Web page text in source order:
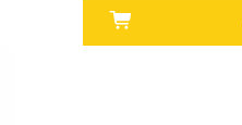
Llega el lunes RM